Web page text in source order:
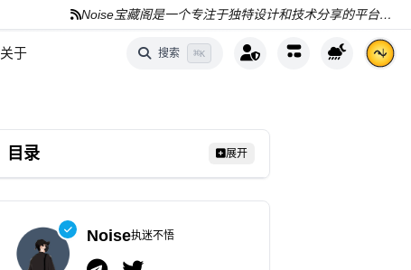
Noise宝藏阁是一个专注于独特设计和技术分享的平台，分享AI、编程和资源
关于 搜索 ⌘K
目录 展开
Noise执迷不悟